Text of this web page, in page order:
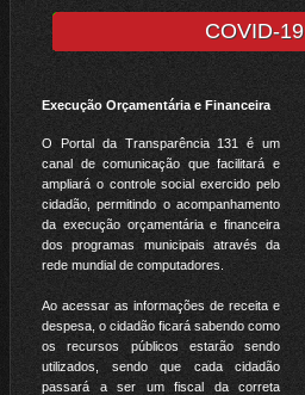
COVID-19
Execução Orçamentária e Financeira
O Portal da Transparência 131 é um
canal de comunicação que facilitará e
ampliará o controle social exercido pelo
cidadão, permitindo o acompanhamento
da execução orçamentária e financeira
dos programas municipais através da
rede mundial de computadores.
Ao acessar as informações de receita e
despesa, o cidadão ficará sabendo como
os recursos públicos estarão sendo
utilizados, sendo que cada cidadão
passará a ser um fiscal da correta